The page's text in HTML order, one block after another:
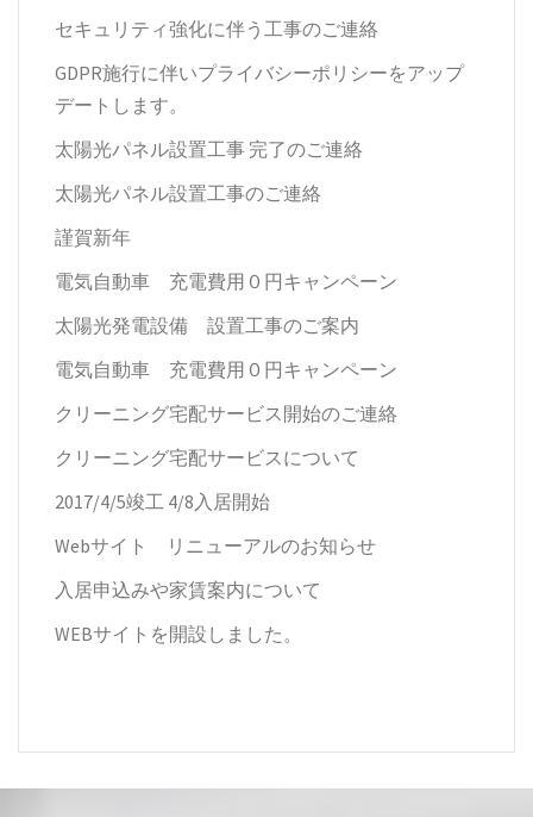
セキュリティ強化に伴う工事のご連絡
GDPR施行に伴いプライバシーポリシーをアップ
デートします。
太陽光パネル設置工事 完了のご連絡
太陽光パネル設置工事のご連絡
謹賀新年
電気自動車 充電費用０円キャンペーン
太陽光発電設備 設置工事のご案内
電気自動車 充電費用０円キャンペーン
クリーニング宅配サービス開始のご連絡
クリーニング宅配サービスについて
2017/4/5竣工 4/8入居開始
Webサイト リニューアルのお知らせ
入居申込みや家賃案内について
WEBサイトを開設しました。